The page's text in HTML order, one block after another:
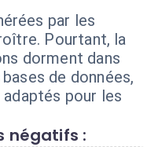
par les
Pourtant, la
dorment dans
de données,
pour les
négatifs :